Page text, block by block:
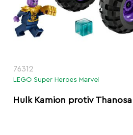
76312
LEGO Super Heroes Marvel
Hulk Kamion protiv Thanosa